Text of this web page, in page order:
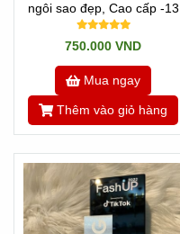
ngôi sao đẹp, Cao cấp -13
750.000 VND
Mua ngay
Thêm vào giỏ hàng